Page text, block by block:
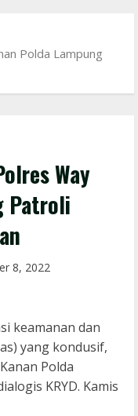
Polda Lampung
Way
Patroli
8, 2022
keamanan dan
yang kondusif,
Polda
KRYD. Kamis